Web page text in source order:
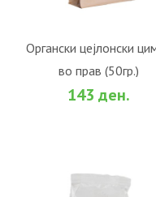
Органски цејлонски
во прав (50гр.)
143 ден.
ВО КОШНИЧКА